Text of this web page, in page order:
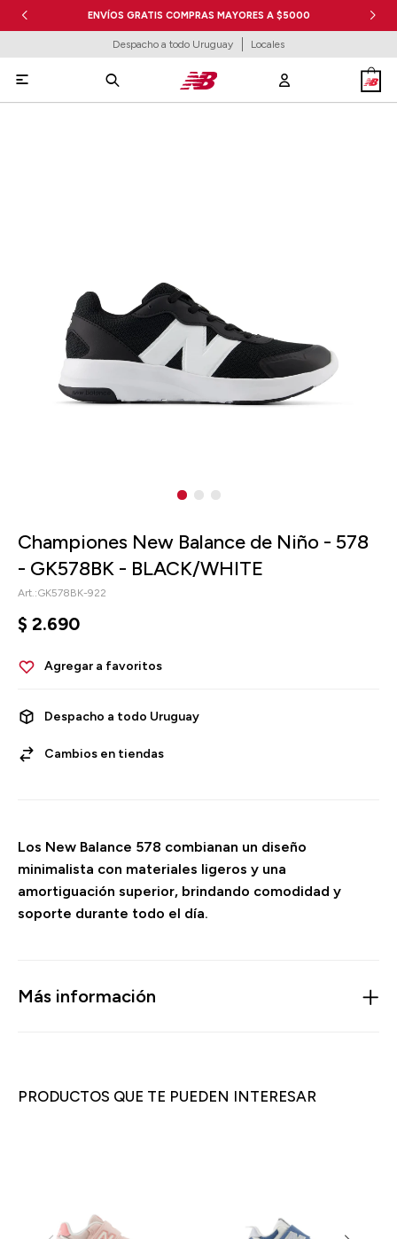
ENVÍOS GRATIS COMPRAS MAYORES A $5000
Despacho a todo Uruguay Locales

Championes New Balance de Niño - 578
- GK578BK - BLACK/WHITE
GK578BK-922
$ 2.690
Despacho a todo Uruguay
Cambios en tiendas
Los New Balance 578 combianan un diseño
minimalista con materiales ligeros y una
amortiguación superior, brindando comodidad y
soporte durante todo el día.
Más información
PRODUCTOS QUE TE PUEDEN INTERESAR